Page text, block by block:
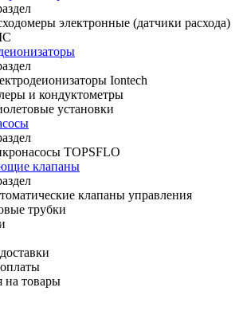
электронные (датчики расхода)
Iontech
и кондуктометры
установки
TOPSFLO
клапаны
клапаны управления
трубки
на товары